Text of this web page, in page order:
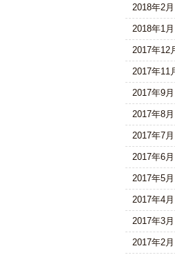
2018年2月
2018年1月
2017年12
2017年11
2017年9月
2017年8月
2017年7月
2017年6月
2017年5月
2017年4月
2017年3月
2017年2月